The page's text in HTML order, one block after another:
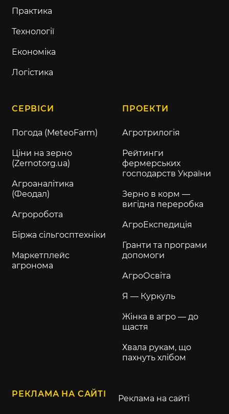
Практика
Технології
Економіка
Логістика
СЕРВІСИ
Погода (MeteoFarm)
Ціни на зерно
(Zernotorg.ua)
Агроаналітика
(Феодал)
Агроробота
Біржа сільгосптехніки
Маркетплейс
агронома
ПРОЕКТИ
Агротрилогія
Рейтинги
фермерських
господарств України
Зерно в корм —
вигідна переробка
АгроЕкспедиція
Гранти та програми
допомоги
АгроОсвіта
Я — Куркуль
Жінка в агро — до
щастя
Хвала рукам, що
пахнуть хлібом
РЕКЛАМА НА САЙТІ Реклама на сайті